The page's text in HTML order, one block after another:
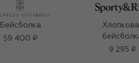
Бейсболка
59 400 ₽
9 295 ₽